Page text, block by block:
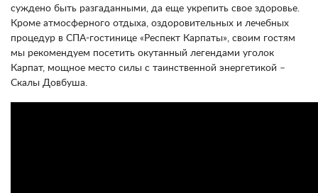
суждено быть разгаданными, да еще укрепить свое здоровье.
Кроме атмосферного отдыха, оздоровительных и лечебных
процедур в СПА-гостинице «Респект Карпаты», своим гостям
мы рекомендуем посетить окутанный легендами уголок
Карпат, мощное место силы с таинственной энергетикой –
Скалы Довбуша.